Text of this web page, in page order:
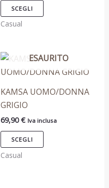
SCEGLI
essere
pagina
del
Casual
ESAURITO
KAMSA UOMO/DONNA
GRIGIO
69,90€ Iva inclusa
SCEGLI
Questo
prodotto
più
Le
possono
Casual